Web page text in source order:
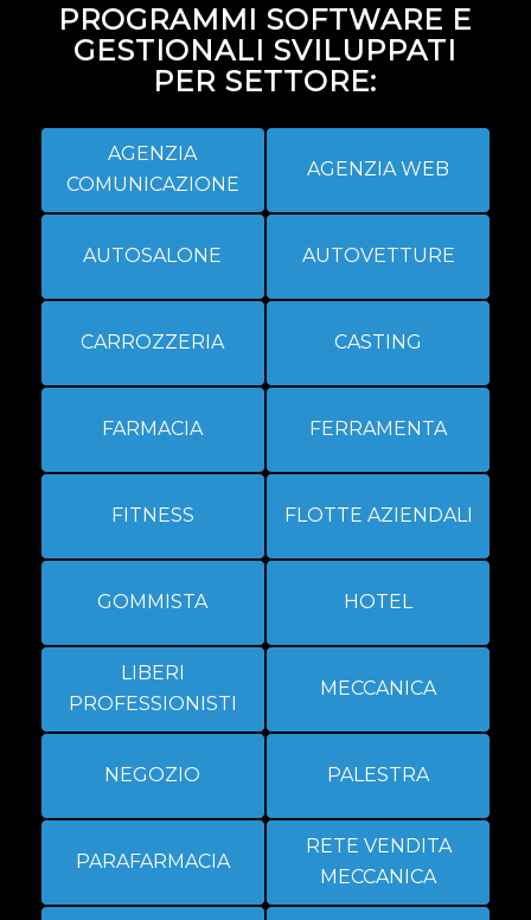
PROGRAMMI SOFTWARE E
GESTIONALI SVILUPPATI
PER SETTORE:
AGENZIA
COMUNICAZIONE
AGENZIA WEB
AUTOSALONE AUTOVETTURE
CARROZZERIA CASTING
FARMACIA FERRAMENTA
FITNESS FLOTTE AZIENDALI
GOMMISTA HOTEL
LIBERI
PROFESSIONISTI
MECCANICA
NEGOZIO PALESTRA
PARAFARMACIA
RETE VENDITA
MECCANICA